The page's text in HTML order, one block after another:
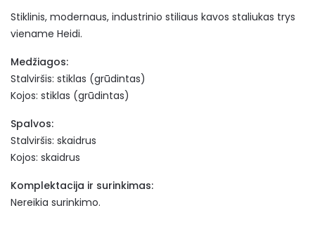
Stiklinis, modernaus, industrinio stiliaus kavos staliukas trys
viename Heidi.
Medžiagos:
Stalviršis: stiklas (grūdintas)
Kojos: stiklas (grūdintas)
Spalvos:
Stalviršis: skaidrus
Kojos: skaidrus
Komplektacija ir surinkimas:
Nereikia surinkimo.